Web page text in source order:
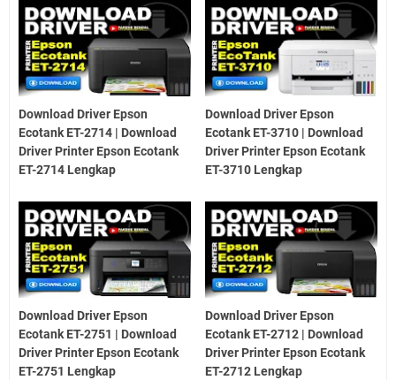
Download Driver Epson
Ecotank ET-2714 | Download
Driver Printer Epson Ecotank
ET-2714 Lengkap
Download Driver Epson
Ecotank ET-3710 | Download
Driver Printer Epson Ecotank
ET-3710 Lengkap
Download Driver Epson
Ecotank ET-2751 | Download
Driver Printer Epson Ecotank
ET-2751 Lengkap
Download Driver Epson
Ecotank ET-2712 | Download
Driver Printer Epson Ecotank
ET-2712 Lengkap